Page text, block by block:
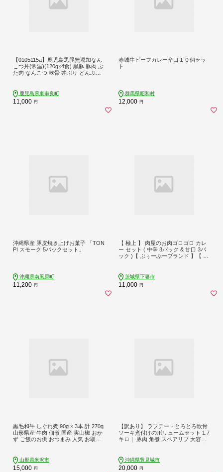
【0105115a】鹿児島黒豚無添加なん
こつ丼(常温)(120g×4食) 黒豚 豚肉 ぶ
た肉 なんこつ 軟骨 丼ぶり どんぶり
鹿児島県東串良町
11,000 円
赤城牛ビーフカレー辛口１０個セッ
ト
群馬県昭和村
12,000 円
沖縄県産 豚皮焼き上げお菓子 「TON
PI スモーク 5パックセット」
沖縄県南風原町
11,200 円
【 極上 】 肉屋のお肉ゴロゴロ カレ
ー セット ( 中辛 3パック & 甘口 3パ
ック )【 ぶぅーぶーブランド 】【 金
ット 】
茨城県下妻市
11,000 円
黒毛和牛 しぐれ煮 90g × 3本 計 270g
山形県産 牛肉 佃煮 国産 実山椒 おか
ず ご飯のお供 おつまみ 人気 お取り
山形県米沢市
15,000 円
【訳あり】 ラフテー・とろとろ軟骨
ソーキ煮付けのボリュームセット 1.7
キロ｜ 豚肉 角煮 スペアリブ 大容量
数量限定 豊見城市 送料無料 （AC00
9-1）
沖縄県豊見城市
20,000 円